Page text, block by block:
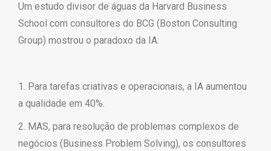
Um estudo divisor de águas da Harvard Business
School com consultores do BCG (Boston Consulting
Group) mostrou o paradoxo da IA:
1. Para tarefas criativas e operacionais, a IA aumentou
a qualidade em 40%.
2. MAS, para resolução de problemas complexos de
negócios (Business Problem Solving), os consultores